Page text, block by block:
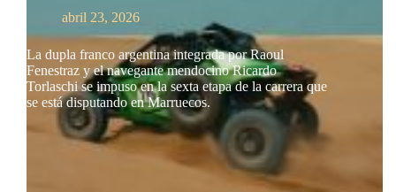
abril 23, 2026
La dupla franco argentina integrada por Raoul
Fenestraz y el navegante mendocino Ricardo
Torlaschi se impuso en la sexta etapa de la carrera que
se está disputando en Marruecos.